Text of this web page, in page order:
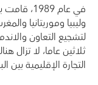
في عام
وليبيا وموريتانيا
لتشجيع التعاون
ثلاثين عاما، لا تزال
التجارة الإقليمية بين